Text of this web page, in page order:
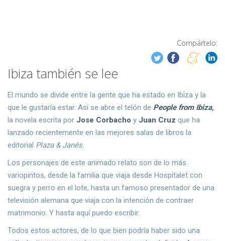
Compártelo:
Ibiza también se lee
El mundo se divide entre la gente que ha estado en Ibiza y la
que le gustaría estar. Así se abre el telón de People from Ibiza,
la novela escrita por Jose Corbacho y Juan Cruz que ha
lanzado recientemente en las mejores salas de libros la
editorial Plaza & Janés.
Los personajes de este animado relato son de lo más
variopintos, desde la familia que viaja desde Hospitalet con
suegra y perro en el lote, hasta un famoso presentador de una
televisión alemana que viaja con la intención de contraer
matrimonio. Y hasta aquí puedo escribir.
Todos estos actores, de lo que bien podría haber sido una